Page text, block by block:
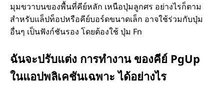
มุมขวาบนของพื้นที่คีย์หลัก เหนือปุ่มลูกศร อย่างไรก็ตาม
สำหรับแล็ปท็อปหรือคีย์บอร์ดขนาดเล็ก อาจใช้ร่วมกับปุ่ม
อื่นๆ เป็นฟังก์ชันรอง โดยต้องใช้ ปุ่ม Fn
ฉันจะปรับแต่ง การทำงาน ของคีย์ PgUp
ในแอปพลิเคชันเฉพาะ ได้อย่างไร